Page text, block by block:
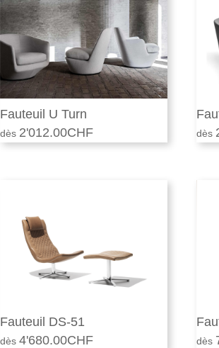
Fauteuil U Turn
2'012.00CHF
Fauteuil DS-51
4'680.00CHF